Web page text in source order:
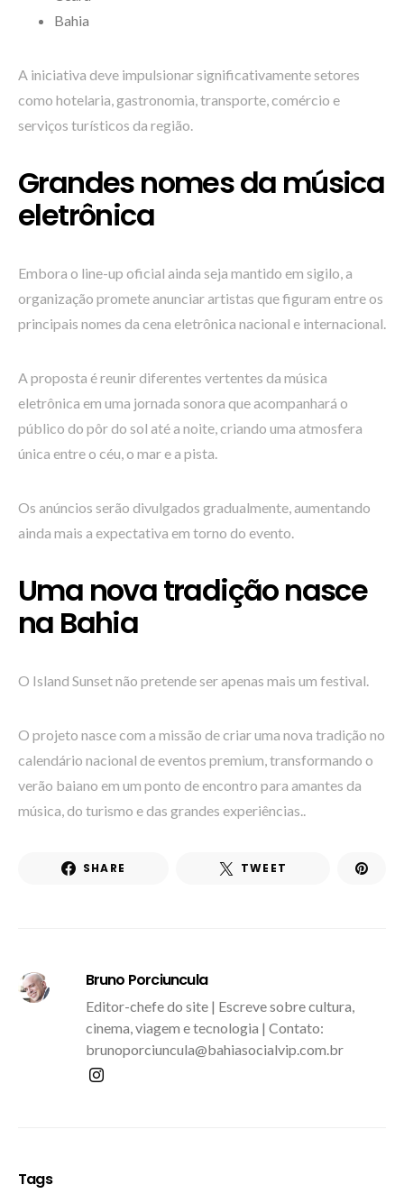
Bahia
A iniciativa deve impulsionar significativamente setores
como hotelaria, gastronomia, transporte, comércio e
serviços turísticos da região.
Grandes nomes da música
eletrônica
Embora o line-up oficial ainda seja mantido em sigilo, a
organização promete anunciar artistas que figuram entre os
principais nomes da cena eletrônica nacional e internacional.
A proposta é reunir diferentes vertentes da música
eletrônica em uma jornada sonora que acompanhará o
público do pôr do sol até a noite, criando uma atmosfera
única entre o céu, o mar e a pista.
Os anúncios serão divulgados gradualmente, aumentando
ainda mais a expectativa em torno do evento.
Uma nova tradição nasce
na Bahia
O Island Sunset não pretende ser apenas mais um festival.
O projeto nasce com a missão de criar uma nova tradição no
calendário nacional de eventos premium, transformando o
verão baiano em um ponto de encontro para amantes da
música, do turismo e das grandes experiências..
SHARE TWEET
Bruno Porciuncula
Editor-chefe do site | Escreve sobre cultura,
cinema, viagem e tecnologia | Contato:
brunoporciuncula@bahiasocialvip.com.br
Tags